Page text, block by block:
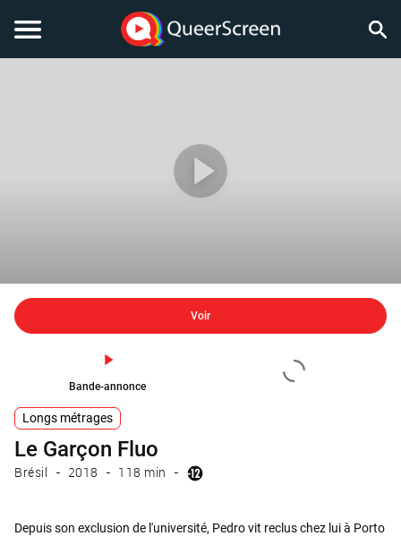
Voir
Bande-annonce
Longs métrages
Le Garçon Fluo
Brésil 2018 118 min
Depuis son exclusion de l'université, Pedro vit reclus chez lui à Porto